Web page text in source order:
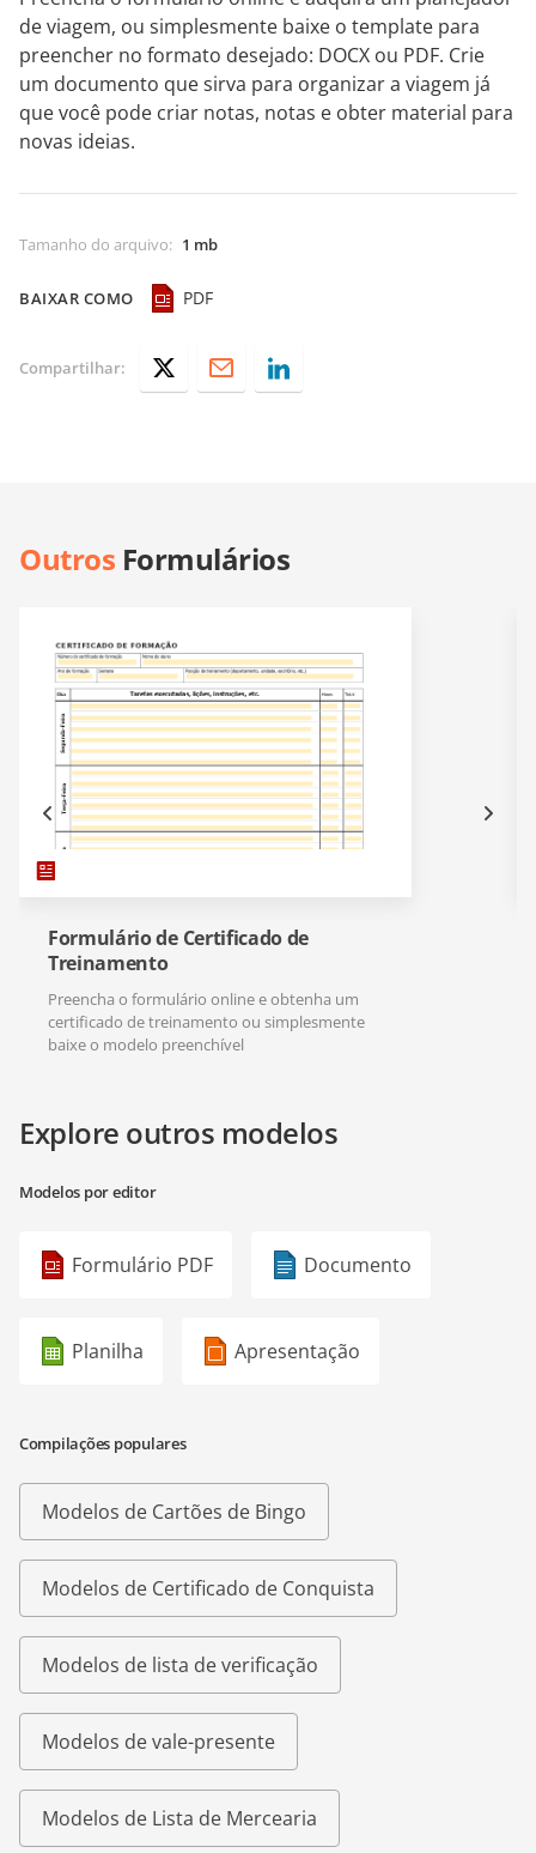
de viagem, ou simplesmente baixe o template para
preencher no formato desejado: DOCX ou PDF. Crie
um documento que sirva para organizar a viagem já
que você pode criar notas, notas e obter material para
novas ideias.
Tamanho do arquivo: 1 mb
BAIXAR COMO PDF
Compartilhar:
Outros Formulários
Formulário de Certificado de
Treinamento
Preencha o formulário online e obtenha um
certificado de treinamento ou simplesmente
baixe o modelo preenchível
Explore outros modelos
Modelos por editor
Formulário PDF Documento
Planilha Apresentação
Compilações populares
Modelos de Cartões de Bingo
Modelos de Certificado de Conquista
Modelos de lista de verificação
Modelos de vale-presente
Modelos de Lista de Mercearia